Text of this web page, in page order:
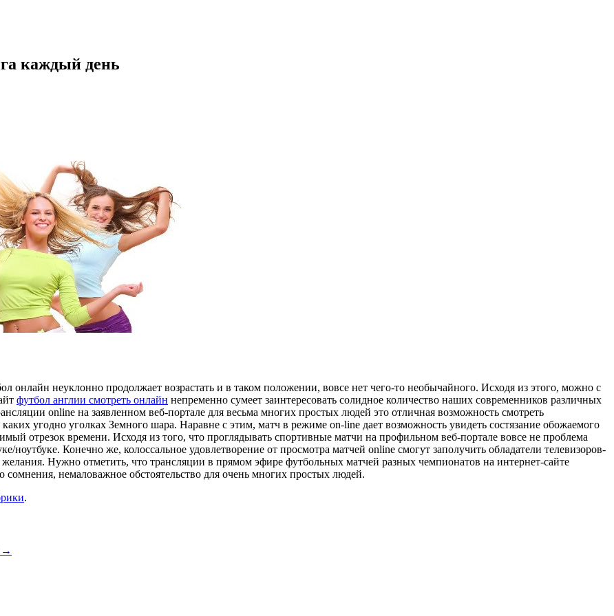
каждый день
онлайн неуклонно продолжает возрастать и в таком положении, вовсе нет чего-то необычайного. Исходя из этого, можно с
футбол англии смотреть онлайн непременно сумеет заинтересовать солидное количество наших современников различных
online на заявленном веб-портале для весьма многих простых людей это отличная возможность смотреть
угодно уголках Земного шара. Наравне с этим, матч в режиме on-line дает возможность увидеть состязание обожаемого
отрезок времени. Исходя из того, что проглядывать спортивные матчи на профильном веб-портале вовсе не проблема
Конечно же, колоссальное удовлетворение от просмотра матчей online смогут заполучить обладатели телевизоров-
Нужно отметить, что трансляции в прямом эфире футбольных матчей разных чемпионатов на интернет-сайте
сомнения, немаловажное обстоятельство для очень многих простых людей.
.
→